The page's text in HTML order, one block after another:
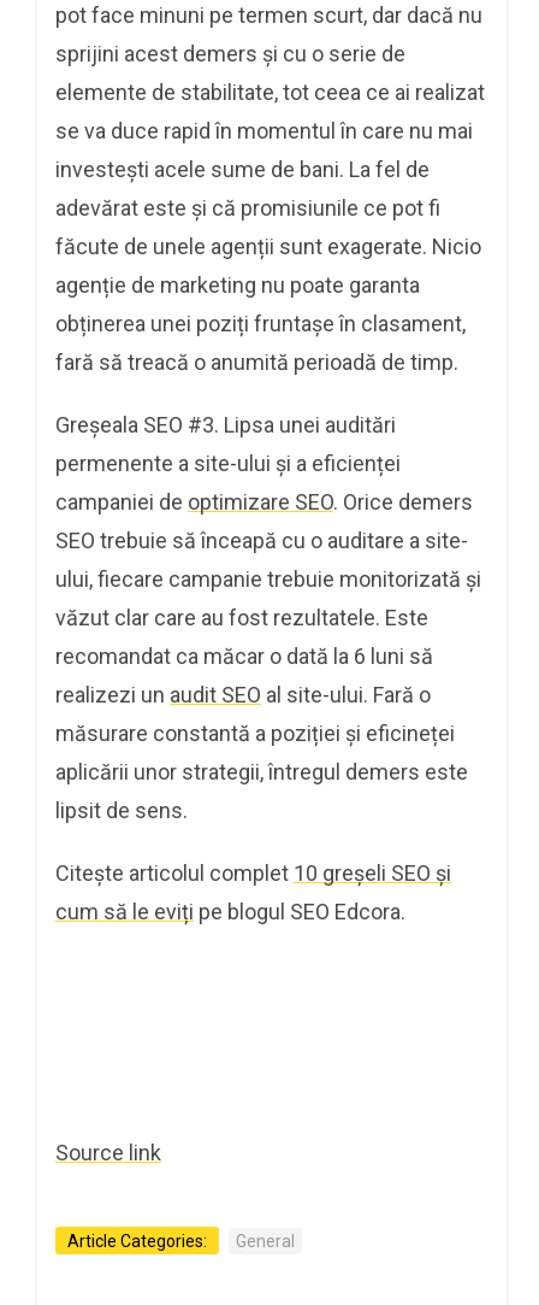
pot face minuni pe termen scurt, dar dacă nu
sprijini acest demers și cu o serie de
elemente de stabilitate, tot ceea ce ai realizat
se va duce rapid în momentul în care nu mai
investești acele sume de bani. La fel de
adevărat este și că promisiunile ce pot fi
făcute de unele agenții sunt exagerate. Nicio
agenție de marketing nu poate garanta
obținerea unei poziți fruntașe în clasament,
fară să treacă o anumită perioadă de timp.
Greșeala SEO #3. Lipsa unei auditări
permenente a site-ului și a eficienței
campaniei de optimizare SEO. Orice demers
SEO trebuie să înceapă cu o auditare a site-
ului, fiecare campanie trebuie monitorizată și
văzut clar care au fost rezultatele. Este
recomandat ca măcar o dată la 6 luni să
realizezi un audit SEO al site-ului. Fară o
măsurare constantă a poziției și eficineței
aplicării unor strategii, întregul demers este
lipsit de sens.
Citește articolul complet 10 greșeli SEO și
cum să le eviți pe blogul SEO Edcora.
Source link
Article Categories: General